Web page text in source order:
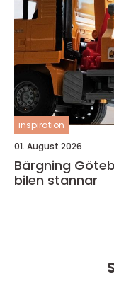
inspiration
01. August 2026
Bärgning
bilen stannar